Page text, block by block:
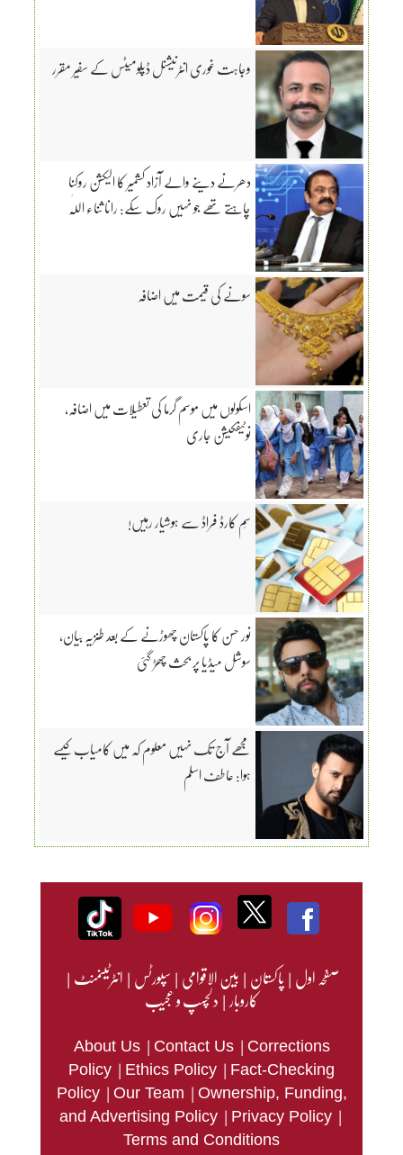
وجاہت غوری انٹرنیشنل ڈپلومیٹس کے سفیر مقرر
دھرنے دینے والے آزاد کشمیر کا الیکشن روکنا
چاہتے تھے جو نہیں روک سکے: رانا ثناء اللّٰہ
سونے کی قیمت میں اضافہ
اسکولوں میں موسم گرما کی تعطیلات میں اضافہ،
نوٹیفکیشن جاری
سِم کارڈ فراڈ سے ہوشیار رہیں!
نور حسن کا پاکستان چھوڑنے کے بعد طنزیہ بیان،
سوشل میڈیا پر بحث چھڑ گئی
مجھے آج تک نہیں معلوم کہ میں کامیاب کیسے
ہوا: عاطف اسلم
صفحہ اول|پاکستان|بین الاقوامی|سپورٹس|انٹرٹینمنٹ|
کاروبار|دلچسپ و عجیب
About Us | Contact Us | Corrections
Policy | Ethics Policy | Fact-Checking
Policy | Our Team | Ownership, Funding,
and Advertising Policy | Privacy Policy |
Terms and Conditions